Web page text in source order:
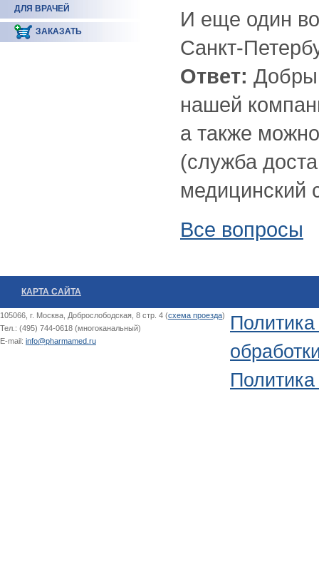
ДЛЯ ВРАЧЕЙ
ЗАКАЗАТЬ
И еще один
Санкт-
Ответ:
нашей
а также
(служба
медицинский
Все вопросы
КАРТА САЙТА
105066, г. Москва, Доброслободская, 8 стр. 4 (схема проезда)
Тел.: (495) 744-0618 (многоканальный)
E-mail: info@pharmamed.ru